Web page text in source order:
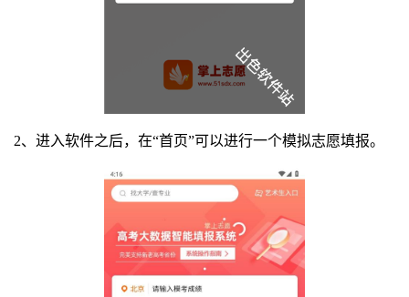
2、进入软件之后，在“首页”可以进行一个模拟志愿填报。